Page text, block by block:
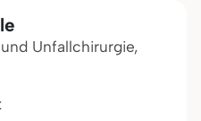
Unfallchirurgie,